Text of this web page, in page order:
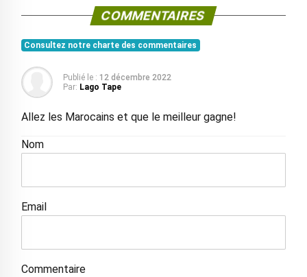
COMMENTAIRES
Consultez notre charte des commentaires
Publié le : 12 décembre 2022
Par: Lago Tape
Allez les Marocains et que le meilleur gagne!
Nom
Email
Commentaire